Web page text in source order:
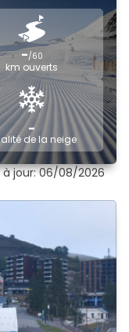
-/60
km ouverts
-
de la neige
à jour: 06/08/2026